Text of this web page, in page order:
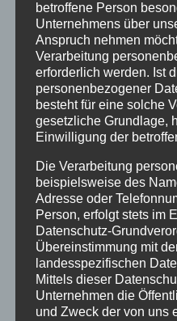
FACHPUBLI
KATION
IMMOLEX:
BESONDER
E
PROVISION
SVEREINBA
RUNGEN
(ÖVI
–
betroffene Person
Unternehmens über
Anspruch nehmen
Verarbeitung
erforderlich werden. Ist
personenbezogener
besteht für eine solche
gesetzliche Grundlage,
Einwilligung der
Die Verarbeitung
beispielsweise des
Adresse oder
Person, erfolgt stets im
Datenschutz-
Übereinstimmung mit
landesspezifischen
Mittels dieser
Unternehmen die
und Zweck der von uns